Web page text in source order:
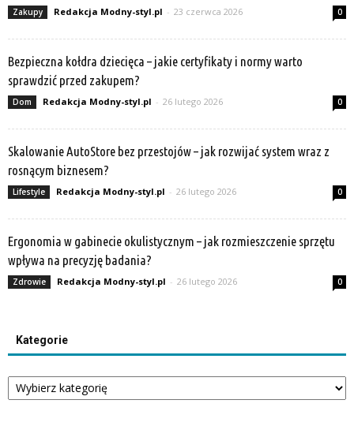
Zakupy Redakcja Modny-styl.pl - 23 czerwca 2026 0
Bezpieczna kołdra dziecięca – jakie certyfikaty i normy warto
sprawdzić przed zakupem?
Dom Redakcja Modny-styl.pl - 26 lutego 2026 0
Skalowanie AutoStore bez przestojów – jak rozwijać system wraz z
rosnącym biznesem?
Lifestyle Redakcja Modny-styl.pl - 26 lutego 2026 0
Ergonomia w gabinecie okulistycznym – jak rozmieszczenie sprzętu
wpływa na precyzję badania?
Zdrowie Redakcja Modny-styl.pl - 26 lutego 2026 0
Kategorie
Kategorie